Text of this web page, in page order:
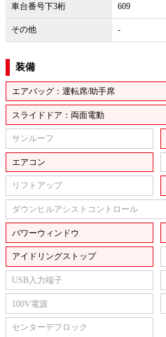
車台番号下3桁 609
その他 -
装備
エアバッグ：運転席/助手席
スライドドア：両面電動
サンルーフ
エアコン
リフトアップ
ダウンヒルアシストコントロール
パワーウィンドウ
アイドリングストップ
USB入力端子
100V電源
センターデフロック